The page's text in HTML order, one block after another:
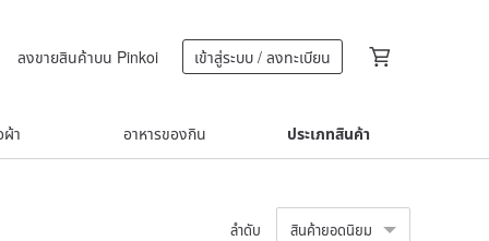
ลงขายสินค้าบน Pinkoi เข้าสู่ระบบ / ลงทะเบียน
ผ้า อาหารของกิน ประเภทสินค้า
ลำดับ สินค้ายอดนิยม